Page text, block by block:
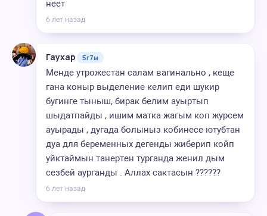
неет
6 лет назад
Гаухар 5г7м
Менде утрожестан салам вагинально , кеще
гана коныр выделение келип еди шукир
бугинге тыныш, бирак белим ауыртып
шыдатпайды , ишим матка жагым коп журсем
ауырады , дугада болыныз кобинесе ютубтан
дуа для беременных дегенды жиберип койп
уйктаймын танертен турганда женил дым
сезбей аурганды . Аллах сактасын ??????
6 лет назад